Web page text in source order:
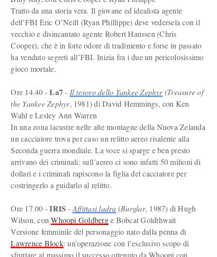
Tratto da una storia vera. Il giovane ed idealista agente
dell’FBI Eric O’Neill (Ryan Phillippe) deve vedersela con il
vecchio e disincantato agente Robert Hanssen (Chris
Cooper), che è in forte odore di tradimento e forse in passato
ha venduto segreti all’FBI. Inizia fra i due un pericolosissimo
gioco mortale.
Ore 14.40 -La7- Il tesoro dello Yankee Zephyr(Treasure of
the Yankee Zephyr, 1981) di David Hemmings, con Ken
Wahl e Lesley Ann Warren
In una zona lacustre nelle alte montagne della Nuova Zelanda
un cacciatore trova per caso un relitto aereo risalente alla
Seconda guerra mondiale. La voce si sparge e ben presto
arrivano dei criminali: sull’aereo ci sono infatti 50 milioni di
dollari e i criminali rapiscono la figlia del cacciatore per
costringerlo a guidarlo al relitto.
Ore 17.00 -IRIS -Affittasi ladra (Burglar, 1987) di Hugh
Wilson, conWhoopi Goldberge Bobcat Goldthwait
Versione femminile del personaggio nato dalla penna di
Lawrence Block: un’operazione con l’esclusivo scopo di
sfruttare al massimo il successo ottenuto da Whoopi con